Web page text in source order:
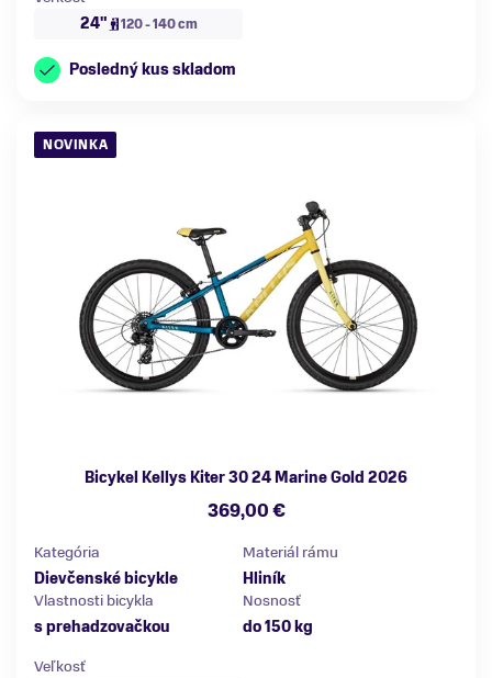
24"
120 - 140 cm
Posledný kus skladom
NOVINKA
Bicykel Kellys Kiter 30 24 Marine Gold 2026
369,00 €
Kategória
Dievčenské bicykle
Materiál rámu
Hliník
Vlastnosti bicykla
s prehadzovačkou
Nosnosť
do 150 kg
Veľkosť